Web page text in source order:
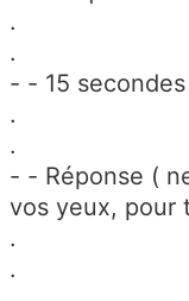
.
.
- - 15
.
.
- - Réponse (
vos yeux, pour
.
.